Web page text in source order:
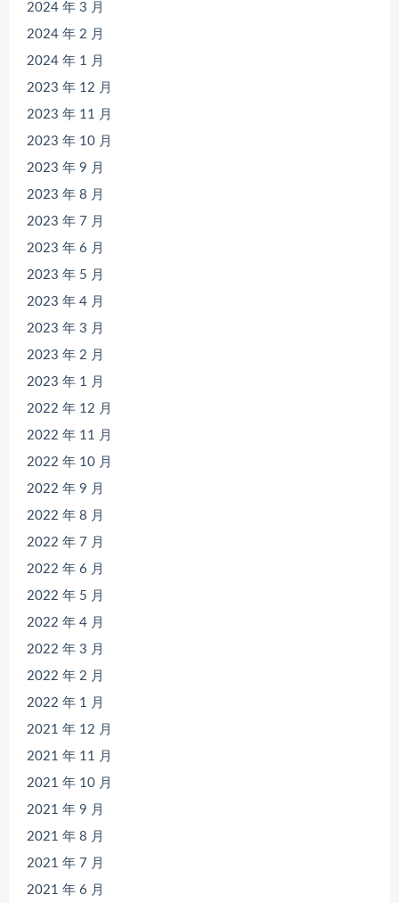
2024 年 3 月
2024 年 2 月
2024 年 1 月
2023 年 12 月
2023 年 11 月
2023 年 10 月
2023 年 9 月
2023 年 8 月
2023 年 7 月
2023 年 6 月
2023 年 5 月
2023 年 4 月
2023 年 3 月
2023 年 2 月
2023 年 1 月
2022 年 12 月
2022 年 11 月
2022 年 10 月
2022 年 9 月
2022 年 8 月
2022 年 7 月
2022 年 6 月
2022 年 5 月
2022 年 4 月
2022 年 3 月
2022 年 2 月
2022 年 1 月
2021 年 12 月
2021 年 11 月
2021 年 10 月
2021 年 9 月
2021 年 8 月
2021 年 7 月
2021 年 6 月